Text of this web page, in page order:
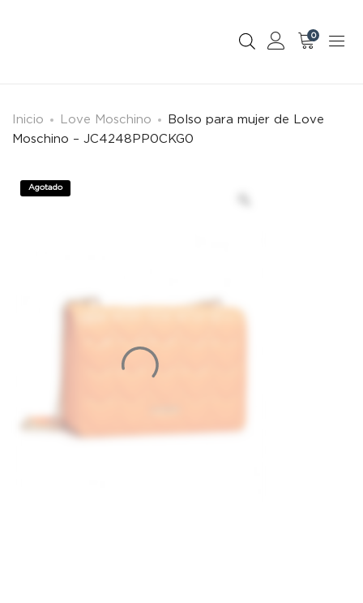
0
Inicio Love Moschino
Bolso para mujer de Love
Moschino – JC4248PP0CKG0
Agotado